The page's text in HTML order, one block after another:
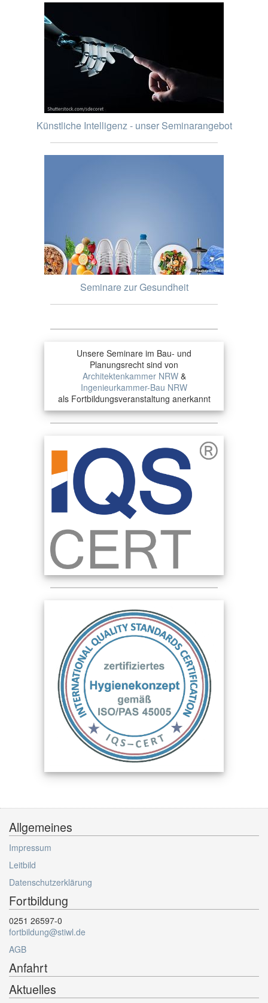
Künstliche Intelligenz - unser Seminarangebot
Seminare zur Gesundheit
Unsere Seminare im Bau- und
Planungsrecht sind von
Architektenkammer NRW&
Ingenieurkammer-Bau NRW
als Fortbildungsveranstaltung anerkannt
Allgemeines
Impressum
Leitbild
Datenschutzerklärung
Fortbildung
0251 26597-0
fortbildung@stiwl.de
AGB
Anfahrt
Aktuelles